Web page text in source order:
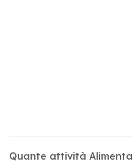
Quante attività